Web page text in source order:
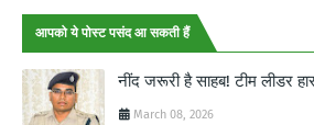
आपको ये पोस्ट पसंद आ सकती हैं
नींद जरूरी है साहब! टीम लीडर
March 08, 2026